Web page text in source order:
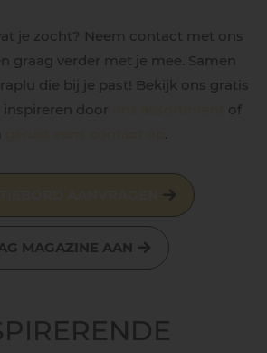
je zocht? Neem contact met ons
graag verder met je mee. Samen
die bij je past! Bekijk ons gratis
inspireren door
of
.
MAGAZINE AAN